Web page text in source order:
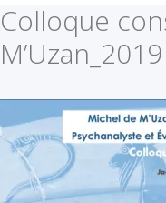
Colloque
M’Uzan_2019